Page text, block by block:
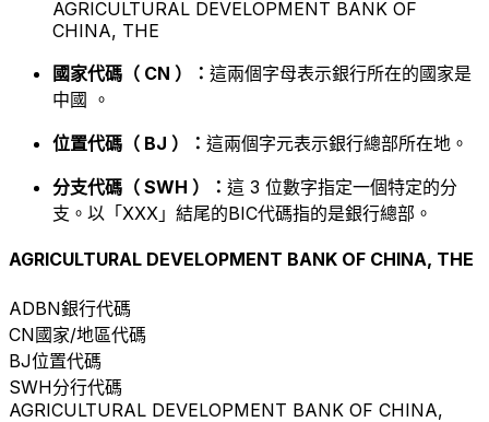
AGRICULTURAL DEVELOPMENT BANK OF
CHINA, THE
國家代碼（ CN ）： 這兩個字母表示銀行所在的國家是
中國 。
位置代碼（ BJ ）： 這兩個字元表示銀行總部所在地。
分支代碼（ SWH ）： 這 3 位數字指定一個特定的分
支。以「XXX」結尾的BIC代碼指的是銀行總部。
AGRICULTURAL DEVELOPMENT BANK OF CHINA, THE
ADBN銀行代碼
CN國家/地區代碼
BJ位置代碼
SWH分行代碼
AGRICULTURAL DEVELOPMENT BANK OF CHINA,